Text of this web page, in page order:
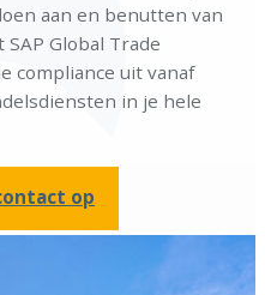
aan en benutten van
Global Trade
compliance uit vanaf
in je hele
op